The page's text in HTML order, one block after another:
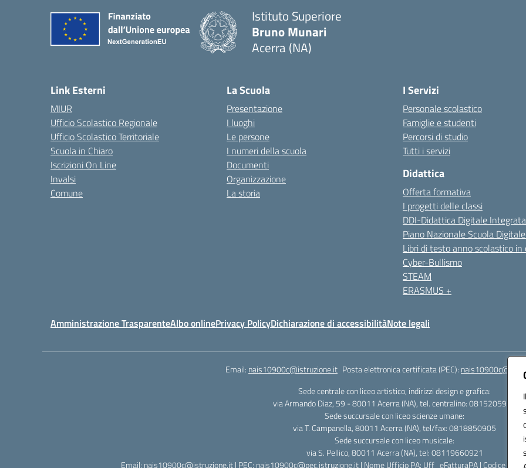
Istituto Superiore
Bruno Munari
Acerra (NA)
Link Esterni
MIUR
Ufficio Scolastico Regionale
Ufficio Scolastico Territoriale
Scuola in Chiaro
Iscrizioni On Line
Invalsi
Comune
La Scuola
Presentazione
I luoghi
Le persone
I numeri della scuola
Documenti
Organizzazione
La storia
I Servizi
Personale scolastico
Famiglie e studenti
Percorsi di studio
Tutti i servizi
Didattica
Offerta formativa
I progetti delle classi
DDI-Didattica Digitale Integrata
Piano Nazionale Scuola
Libri di testo anno scolastico in
Cyber-Bullismo
STEAM
ERASMUS +
Amministrazione TrasparenteAlbo onlinePrivacy PolicyDichiarazione di accessibilitàNote legali
Email: nais10900c@istruzione.it Posta elettronica certificata (PEC):
Sede centrale con liceo artistico, indirizzi design e grafica:
via Armando Diaz, 59 - 80011 Acerra (NA), tel. centralino: 0815205935
Sede succursale con liceo scienze umane:
via T. Campanella, 80011 Acerra (NA), tel/fax: 0818850905
Sede succursale con liceo musicale:
via S. Pellico, 80011 Acerra (NA), tel: 08119660921
Email: nais10900c@istruzione.it | PEC: nais10900c@pec.istruzione.it | Nome Ufficio PA: Uff_eFatturaPA | Codice